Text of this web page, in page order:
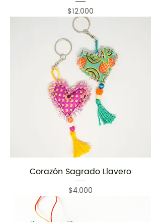
Precio
$12.000
Corazón Sagrado Llavero
Precio
$4.000